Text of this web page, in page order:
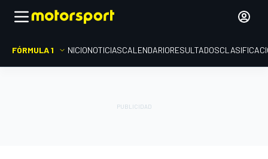
FÓRMULA 1 INICIONOTICIASCALENDARIORESULTADOS